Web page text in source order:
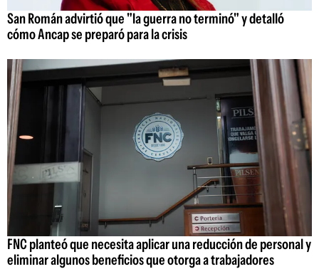
San Román advirtió que "la guerra no terminó" y detalló
cómo Ancap se preparó para la crisis
FNC planteó que necesita aplicar una reducción de personal y
eliminar algunos beneficios que otorga a trabajadores